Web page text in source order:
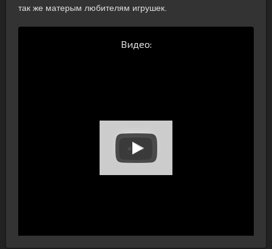
так же матерым любителям игрушек.
Видео: